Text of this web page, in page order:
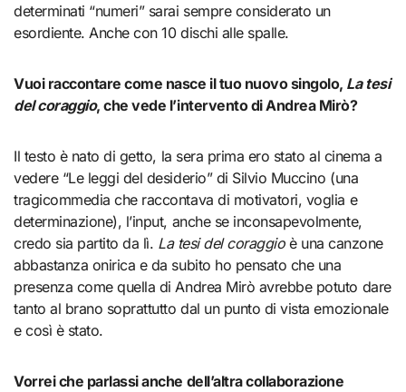
determinati “numeri” sarai sempre considerato un
esordiente. Anche con 10 dischi alle spalle.
Vuoi raccontare come nasce il tuo nuovo singolo, La tesi
del coraggio, che vede l’intervento di Andrea Mirò?
Il testo è nato di getto, la sera prima ero stato al cinema a
vedere “Le leggi del desiderio” di Silvio Muccino (una
tragicommedia che raccontava di motivatori, voglia e
determinazione), l’input, anche se inconsapevolmente,
credo sia partito da lì. La tesi del coraggioè una canzone
abbastanza onirica e da subito ho pensato che una
presenza come quella di Andrea Mirò avrebbe potuto dare
tanto al brano soprattutto dal un punto di vista emozionale
e così è stato.
Vorrei che parlassi anche dell’altra collaborazione